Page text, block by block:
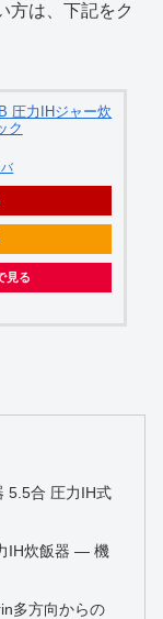
方は、下記をク
圧力IHジャー炊
ク
見る
5.5合 圧力IH式
IH炊飯器 ― 機
多方向からの